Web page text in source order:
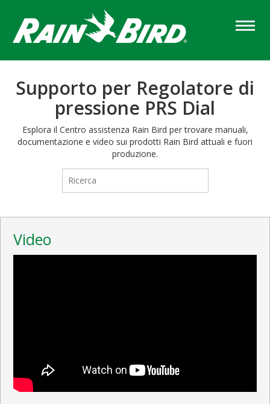
main
content
Supporto per Regolatore di
pressione PRS Dial
Esplora il Centro assistenza Rain Bird per trovare manuali,
documentazione e video sui prodotti Rain Bird attuali e fuori
produzione.
Video